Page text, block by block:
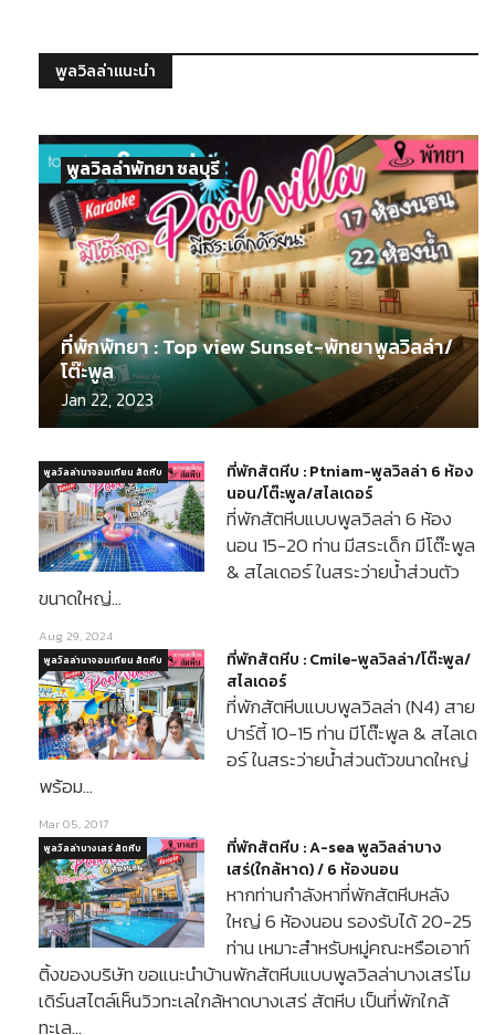
พูลวิลล่าแนะนำ
ที่พักพัทยา : Top view Sunset-พัทยาพูลวิลล่า/
โต๊ะพูล
Jan 22, 2023
พูลวิลล่าพัทยา ชลบุรี
ที่พักสัตหีบ : Ptniam-พูลวิลล่า 6 ห้อง
นอน/โต๊ะพูล/สไลเดอร์
ที่พักสัตหีบแบบพูลวิลล่า 6 ห้อง
นอน 15-20 ท่าน มีสระเด็ก มีโต๊ะพูล
& สไลเดอร์ ในสระว่ายน้ำส่วนตัว
ขนาดใหญ่…
พูลวิลล่านาจอมเทียน สัตหีบ
Aug 29, 2024
ที่พักสัตหีบ : Cmile-พูลวิลล่า/โต๊ะพูล/
สไลเดอร์
ที่พักสัตหีบแบบพูลวิลล่า (N4) สาย
ปาร์ตี้ 10-15 ท่าน มีโต๊ะพูล & สไลเด
อร์ ในสระว่ายน้ำส่วนตัวขนาดใหญ่
พร้อม…
พูลวิลล่านาจอมเทียน สัตหีบ
Mar 05, 2017
ที่พักสัตหีบ : A-sea พูลวิลล่าบาง
เสร่(ใกล้หาด) / 6 ห้องนอน
หากท่านกำลังหาที่พักสัตหีบหลัง
ใหญ่ 6 ห้องนอน รองรับได้ 20-25
ท่าน เหมาะสำหรับหมู่คณะหรือเอาท์
ติ้งของบริษัท ขอแนะนำบ้านพักสัตหีบแบบพูลวิลล่าบางเสร่โม
เดิร์นสไตล์เห็นวิวทะเลใกล้หาดบางเสร่ สัตหีบ เป็นที่พักใกล้
ทะเล…
พูลวิลล่าบางเสร่ สัตหีบ